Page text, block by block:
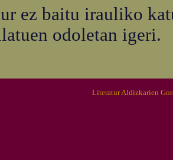
ez baitu irauliko
odoletan igeri.
Literatur Aldizkarien